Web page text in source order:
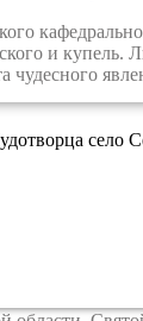
и
чудесного